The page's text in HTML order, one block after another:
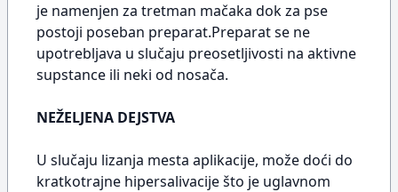
je namenjen za tretman mačaka dok za pse
postoji poseban preparat.Preparat se ne
upotrebljava u slučaju preosetljivosti na aktivne
supstance ili neki od nosača.
NEŽELJENA DEJSTVA
U slučaju lizanja mesta aplikacije, može doći do
kratkotrajne hipersalivacije što je uglavnom